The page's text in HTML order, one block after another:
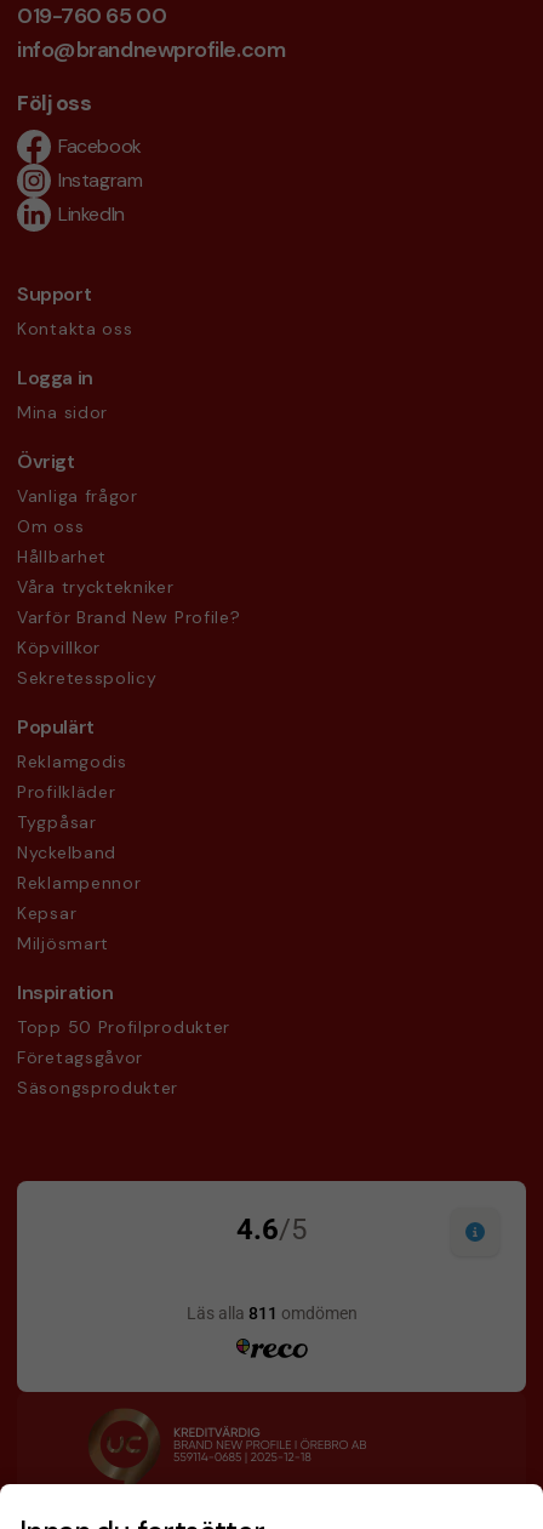
019-760 65 00
info@brandnewprofile.com
Följ oss
Facebook
Instagram
LinkedIn
Support
Kontakta oss
Logga in
Mina sidor
Övrigt
Vanliga frågor
Om oss
Hållbarhet
Våra trycktekniker
Varför Brand New Profile?
Köpvillkor
Sekretesspolicy
Populärt
Reklamgodis
Profilkläder
Tygpåsar
Nyckelband
Reklampennor
Kepsar
Miljösmart
Inspiration
Topp 50 Profilprodukter
Företagsgåvor
Säsongsprodukter